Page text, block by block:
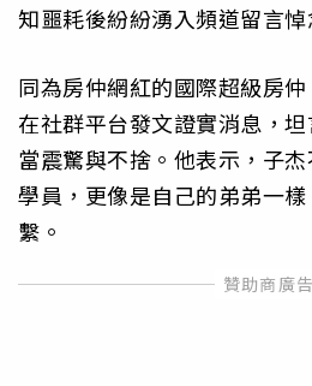
知噩耗後紛紛湧入頻道留言悼
同為房仲網紅的國際超級房
在社群平台發文證實消息，
當震驚與不捨。他表示，子
學員，更像是自己的弟弟一
繫。